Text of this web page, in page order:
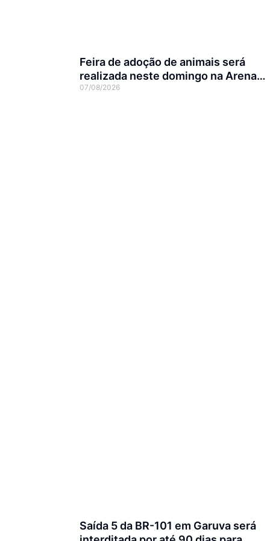
Feira de adoção de animais será
realizada neste domingo na Arena
Joinville
07/08/2026
Saída 5 da BR-101 em Garuva será